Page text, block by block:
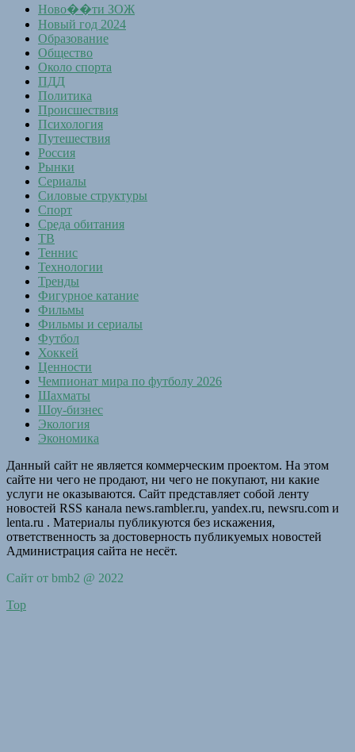
Ново��ти ЗОЖ
Новый год 2024
Образование
Общество
Около спорта
ПДД
Политика
Происшествия
Психология
Путешествия
Россия
Рынки
Сериалы
Силовые структуры
Спорт
Среда обитания
ТВ
Теннис
Технологии
Тренды
Фигурное катание
Фильмы
Фильмы и сериалы
Футбол
Хоккей
Ценности
Чемпионат мира по футболу 2026
Шахматы
Шоу-бизнес
Экология
Экономика
Данный сайт не является коммерческим проектом. На этом
сайте ни чего не продают, ни чего не покупают, ни какие
услуги не оказываются. Сайт представляет собой ленту
новостей RSS канала news.rambler.ru, yandex.ru, newsru.com и
lenta.ru . Материалы публикуются без искажения,
ответственность за достоверность публикуемых новостей
Администрация сайта не несёт.
Сайт от bmb2 @ 2022
Top